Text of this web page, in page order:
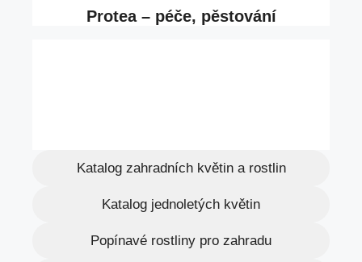
Katalog zahradních květin a rostlin
Katalog jednoletých květin
Popínavé rostliny pro zahradu